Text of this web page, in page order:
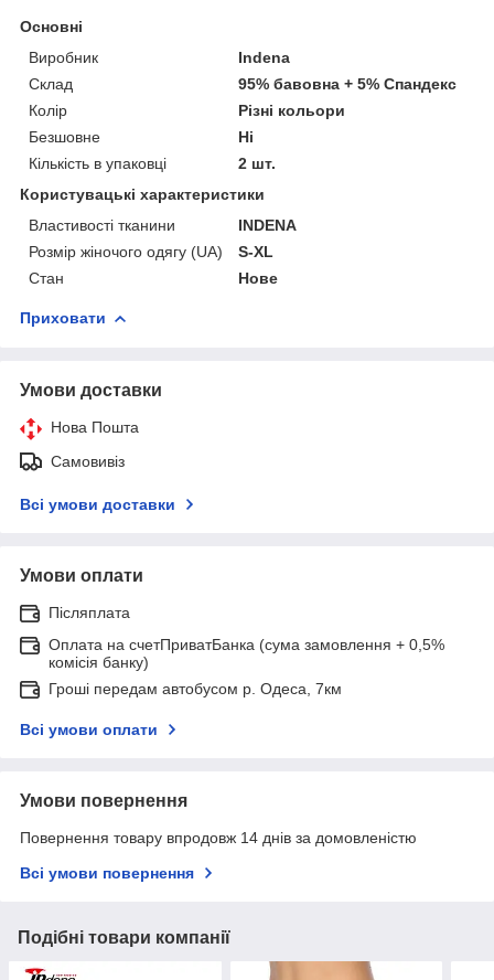
Основні
Виробник
Indena
Склад
95% бавовна + 5% Спандекс
Колір
Різні кольори
Безшовне
Ні
Кількість в упаковці
2 шт.
Користувацькі характеристики
Властивості тканини
INDENA
Розмір жіночого одягу (UA)
S-XL
Стан
Нове
Приховати
Умови доставки
Нова Пошта
Самовивіз
Всі умови доставки
Умови оплати
Післяплата
Оплата на счетПриватБанка (сума замовлення + 0,5%
комісія банку)
Гроші передам автобусом р. Одеса, 7км
Всі умови оплати
Умови повернення
Повернення товару впродовж 14 днів за домовленістю
Всі умови повернення
Подібні товари компанії